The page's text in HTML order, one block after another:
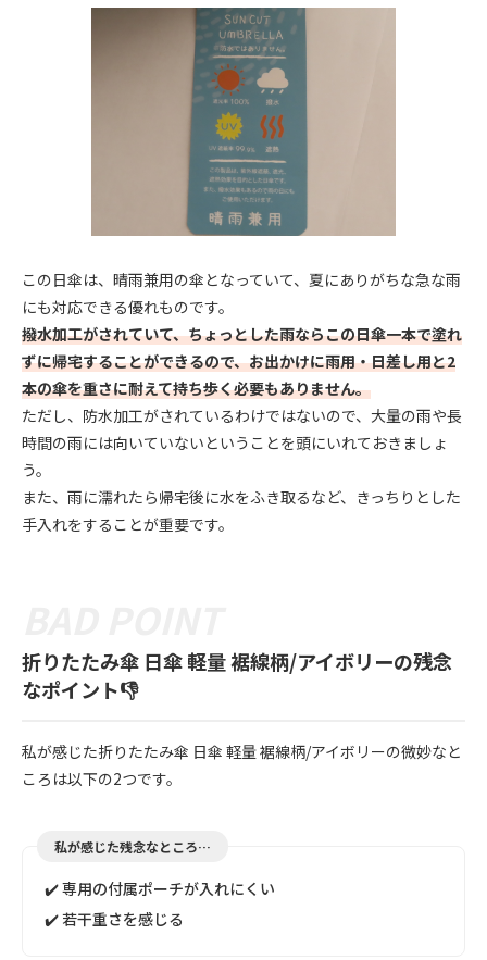
この日傘は、晴雨兼用の傘となっていて、夏にありがちな急な雨
にも対応できる優れものです。
撥水加工がされていて、ちょっとした雨ならこの日傘一本で塗れ
ずに帰宅することができるので、お出かけに雨用・日差し用と2
本の傘を重さに耐えて持ち歩く必要もありません。
ただし、防水加工がされているわけではないので、大量の雨や長
時間の雨には向いていないということを頭にいれておきましょ
う。
また、雨に濡れたら帰宅後に水をふき取るなど、きっちりとした
手入れをすることが重要です。
折りたたみ傘 日傘 軽量 裾線柄/アイボリーの残念
なポイント👎
私が感じた折りたたみ傘 日傘 軽量 裾線柄/アイボリーの微妙なと
ころは以下の2つです。
私が感じた残念なところ…
✔️ 専用の付属ポーチが入れにくい
✔️ 若干重さを感じる